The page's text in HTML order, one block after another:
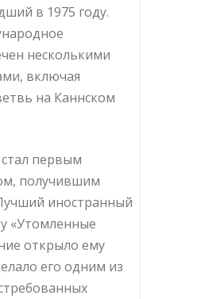
в 1975 году.
несколькими
включая
на Каннском
первым
получившим
иностранный
«Утомленные
открыло ему
его одним из